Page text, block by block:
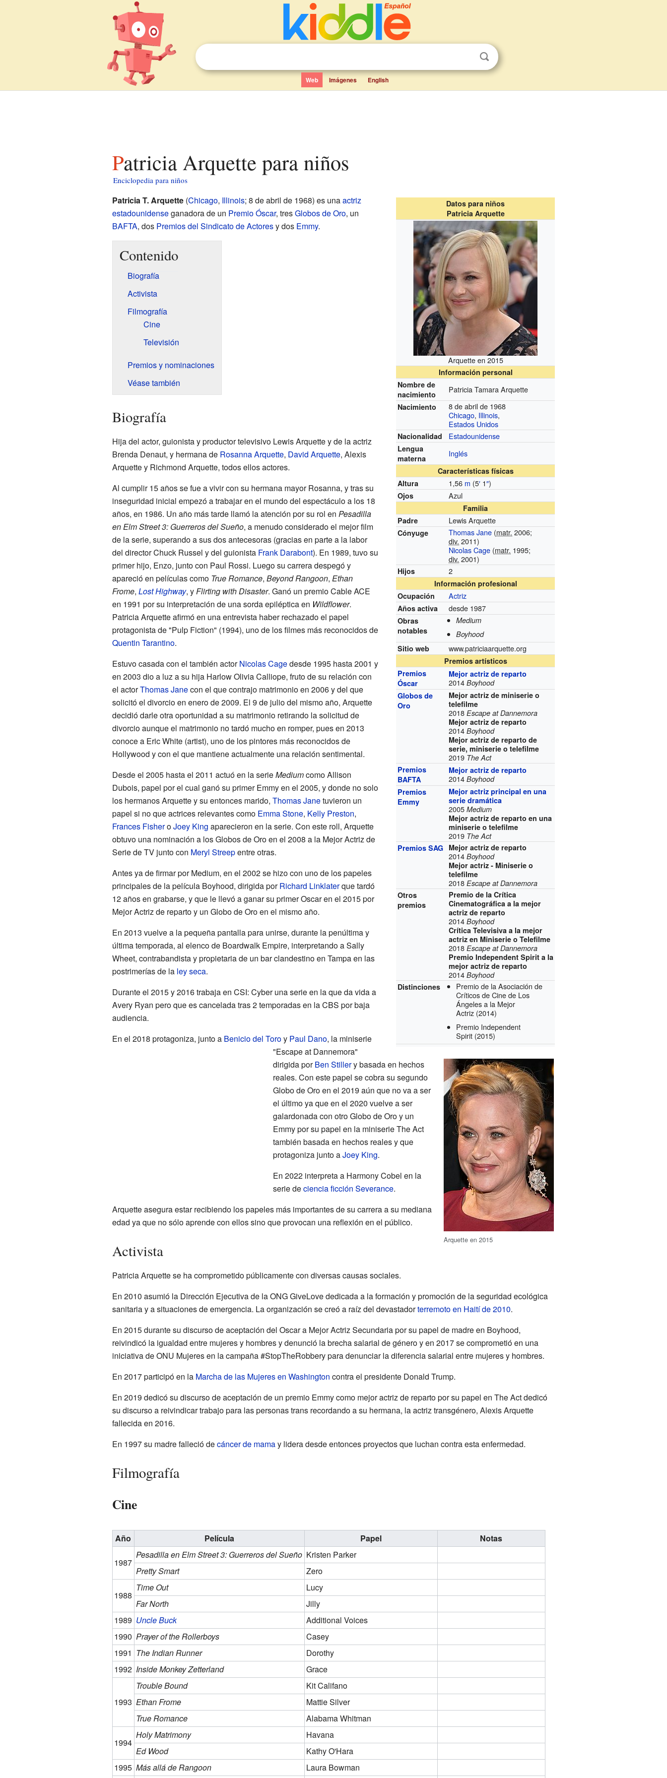
Web Imágenes English
Patricia Arquette para niños
Enciclopedia para niños
Datos para niños
Patricia Arquette
Arquette en 2015
Información personal
Nombre de
nacimiento
Patricia Tamara Arquette
Nacimiento
8 de abril de 1968
Chicago, Illinois,
Estados Unidos
Nacionalidad Estadounidense
Lengua
materna
Inglés
Características físicas
Altura
1,56 m (5′ 1″)
Ojos Azul
Familia
Padre
Lewis Arquette
Cónyuge Thomas Jane (matr. 2006;
div. 2011)
Nicolas Cage (matr. 1995;
div. 2001)
Hijos 2
Información profesional
Ocupación
Actriz
Años activa desde 1987
Obras
notables
Medium
Boyhood
Sitio web
www.patriciaarquette.org
Premios artísticos
Premios
Óscar
Mejor actriz de reparto
2014Boyhood
Globos de
Oro
Mejor actriz de miniserie o
telefilme
2018Escape at Dannemora
Mejor actriz de reparto
2014Boyhood
Mejor actriz de reparto de
serie, miniserie o telefilme
2019 The Act
Premios
BAFTA
Mejor actriz de reparto
2014Boyhood
Premios
Emmy
Mejor actriz principal en una
serie dramática
2005Medium
Mejor actriz de reparto en una
miniserie o telefilme
2019 The Act
Premios SAG Mejor actriz de reparto
2014Boyhood
Mejor actriz - Miniserie o
telefilme
2018Escape at Dannemora
Otros
premios
Premio de la Crítica
Cinematográfica a la mejor
actriz de reparto
2014Boyhood
Crítica Televisiva a la mejor
actriz en Miniserie o Telefilme
2018Escape at Dannemora
Premio Independent Spirit a la
mejor actriz de reparto
2014Boyhood
Distinciones
Premio de la Asociación de
Críticos de Cine de Los
Ángeles a la Mejor
Actriz (2014)
Premio Independent
Spirit (2015)
Patricia T. Arquette(Chicago, Illinois; 8 de abril de 1968) es unaactriz
estadounidenseganadora de un Premio Óscar, tresGlobos de Oro, un
BAFTA, dos Premios del Sindicato de Actoresy dos Emmy.
Contenido
Biografía
Activista
Filmografía
Cine
Televisión
Premios y nominaciones
Véase también
Biografía
Hija del actor, guionista y productor televisivo Lewis Arquette y de la actriz
Brenda Denaut, y hermana de Rosanna Arquette, David Arquette, Alexis
Arquette y Richmond Arquette, todos ellos actores.
Arquette en 2015
Al cumplir 15 años se fue a vivir con su hermana mayor Rosanna, y tras su
inseguridad inicial empezó a trabajar en el mundo del espectáculo a los 18
años, en 1986. Un año más tarde llamó la atención por su rol en Pesadilla
en Elm Street 3: Guerreros del Sueño, a menudo considerado el mejor film
de la serie, superando a sus dos antecesoras (gracias en parte a la labor
del director Chuck Russel y del guionista Frank Darabont). En 1989, tuvo su
primer hijo, Enzo, junto con Paul Rossi. Luego su carrera despegó y
apareció en películas como True Romance, Beyond Rangoon, Ethan
Frome, Lost Highway, yFlirting with Disaster. Ganó un premio Cable ACE
en 1991 por su interpretación de una sorda epiléptica en Wildflower.
Patricia Arquette afirmó en una entrevista haber rechazado el papel
protagonista de "Pulp Fiction" (1994), uno de los filmes más reconocidos de
Quentin Tarantino.
Estuvo casada con el también actorNicolas Cagedesde 1995 hasta 2001 y
en 2003 dio a luz a su hija Harlow Olivia Calliope, fruto de su relación con
el actorThomas Janecon el que contrajo matrimonio en 2006 y del que
solicitó el divorcio en enero de 2009. El 9 de julio del mismo año, Arquette
decidió darle otra oportunidad a su matrimonio retirando la solicitud de
divorcio aunque el matrimonio no tardó mucho en romper, pues en 2013
conoce a Eric White (artist), uno de los pintores más reconocidos de
Hollywood y con el que mantiene actualmente una relación sentimental.
Desde el 2005 hasta el 2011 actuó en la serieMediumcomo Allison
Dubois, papel por el cual ganó su primer Emmy en el 2005, y donde no solo
los hermanos Arquette y su entonces marido, Thomas Janetuvieron un
papel si no que actrices relevantes como Emma Stone, Kelly Preston,
Frances FisheroJoey King aparecieron en la serie. Con este roll, Arquette
obtuvo una nominación a los Globos de Oro en el 2008 a la Mejor Actriz de
Serie de TV junto con Meryl Streepentre otras.
Antes ya de firmar por Medium, en el 2002 se hizo con uno de los papeles
principales de la película Boyhood, dirigida porRichard Linklaterque tardó
12 años en grabarse, y que le llevó a ganar su primer Oscar en el 2015 por
Mejor Actriz de reparto y un Globo de Oro en el mismo año.
En 2013 vuelve a la pequeña pantalla para unirse, durante la penúltima y
última temporada, al elenco de Boardwalk Empire, interpretando a Sally
Wheet, contrabandista y propietaria de un bar clandestino en Tampa en las
postrimerías de la ley seca.
Durante el 2015 y 2016 trabaja en CSI: Cyber una serie en la que da vida a
Avery Ryan pero que es cancelada tras 2 temporadas en la CBS por baja
audiencia.
En el 2018 protagoniza, junto a Benicio del Toroy Paul Dano, la miniserie
"Escape at Dannemora"
dirigida porBen Stillery basada en hechos
reales. Con este papel se cobra su segundo
Globo de Oro en el 2019 aún que no va a ser
el último ya que en el 2020 vuelve a ser
galardonada con otro Globo de Oro y un
Emmy por su papel en la miniserie The Act
también basada en hechos reales y que
protagoniza junto aJoey King.
En 2022 interpreta a Harmony Cobel en la
serie deciencia ficción Severance.
Arquette asegura estar recibiendo los papeles más importantes de su carrera a su mediana
edad ya que no sólo aprende con ellos sino que provocan una reflexión en el público.
Activista
Patricia Arquette se ha comprometido públicamente con diversas causas sociales.
En 2010 asumió la Dirección Ejecutiva de la ONG GiveLove dedicada a la formación y promoción de la seguridad ecológica
sanitaria y a situaciones de emergencia. La organización se creó a raíz del devastadorterremoto en Haití de 2010.
En 2015 durante su discurso de aceptación del Oscar a Mejor Actriz Secundaria por su papel de madre en Boyhood,
reivindicó la igualdad entre mujeres y hombres y denunció la brecha salarial de género y en 2017 se comprometió en una
iniciativa de ONU Mujeres en la campaña #StopTheRobbery para denunciar la diferencia salarial entre mujeres y hombres.
En 2017 participó en la Marcha de las Mujeres en Washington contra el presidente Donald Trump.
En 2019 dedicó su discurso de aceptación de un premio Emmy como mejor actriz de reparto por su papel en The Act dedicó
su discurso a reivindicar trabajo para las personas trans recordando a su hermana, la actriz transgénero, Alexis Arquette
fallecida en 2016.
En 1997 su madre falleció decáncer de mamay lidera desde entonces proyectos que luchan contra esta enfermedad.
Filmografía
Cine
Año Película Papel Notas
1987
Pesadilla en Elm Street 3: Guerreros del Sueño Kristen Parker
Pretty Smart
Zero
1988
Time Out
Lucy
Far North
Jilly
1989 Uncle Buck
Additional Voices
1990 Prayer of the Rollerboys
Casey
1991 The Indian Runner
Dorothy
1992 Inside Monkey Zetterland Grace
1993
Trouble Bound
Kit Califano
Ethan Frome
Mattie Silver
True Romance
Alabama Whitman
1994
Holy Matrimony
Havana
Ed Wood
Kathy O'Hara
1995 Más allá de Rangoon Laura Bowman